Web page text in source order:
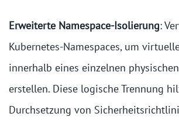
Erweiterte Namespace-Isolierung:
Kubernetes-Namespaces, um
innerhalb eines einzelnen
erstellen. Diese logische Trennung
Durchsetzung von